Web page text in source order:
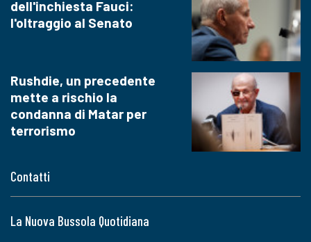
Contatti
La Nuova Bussola Quotidiana
dell'inchiesta Fauci:
l'oltraggio al Senato
Rushdie, un precedente
mette a rischio la
condanna di Matar per
terrorismo